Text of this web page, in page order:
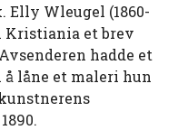
Elly Wleugel (1860-
i Kristiania et brev
hadde et
låne et maleri hun